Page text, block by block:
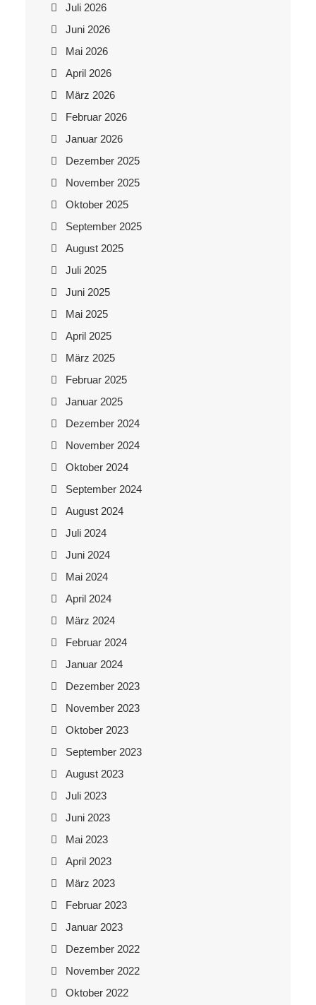
Juli 2026
Juni 2026
Mai 2026
April 2026
März 2026
Februar 2026
Januar 2026
Dezember 2025
November 2025
Oktober 2025
September 2025
August 2025
Juli 2025
Juni 2025
Mai 2025
April 2025
März 2025
Februar 2025
Januar 2025
Dezember 2024
November 2024
Oktober 2024
September 2024
August 2024
Juli 2024
Juni 2024
Mai 2024
April 2024
März 2024
Februar 2024
Januar 2024
Dezember 2023
November 2023
Oktober 2023
September 2023
August 2023
Juli 2023
Juni 2023
Mai 2023
April 2023
März 2023
Februar 2023
Januar 2023
Dezember 2022
November 2022
Oktober 2022